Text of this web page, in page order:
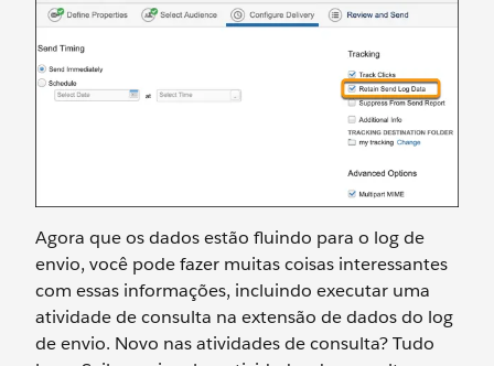
Agora que os dados estão fluindo para o log de
envio, você pode fazer muitas coisas interessantes
com essas informações, incluindo executar uma
atividade de consulta na extensão de dados do log
de envio. Novo nas atividades de consulta? Tudo